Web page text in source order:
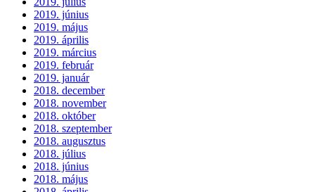
2019. június
2019. május
2019. április
2019. március
2019. február
2019. január
2018. december
2018. november
2018. október
2018. szeptember
2018. augusztus
2018. július
2018. június
2018. május